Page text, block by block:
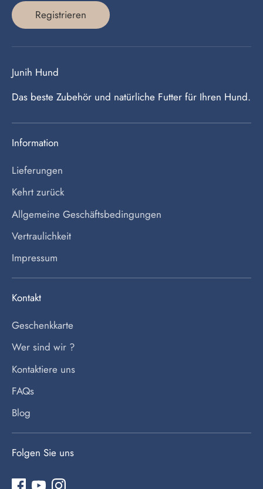
Registrieren
Junih Hund
Das beste Zubehör und natürliche Futter für Ihren Hund.
Information
Lieferungen
Kehrt zurück
Allgemeine Geschäftsbedingungen
Vertraulichkeit
Impressum
Kontakt
Geschenkkarte
Wer sind wir ?
Kontaktiere uns
FAQs
Blog
Folgen Sie uns